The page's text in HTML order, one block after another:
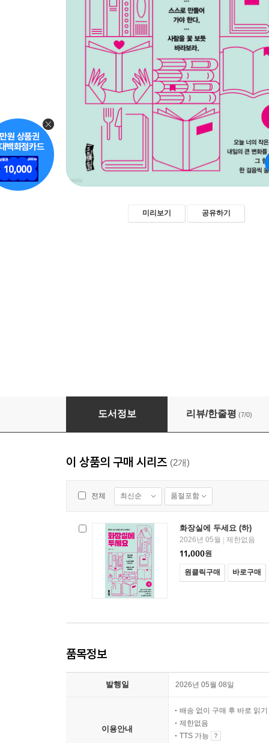
미리보기 공유하기
화장실에 두세요 (하)
도서정보 리뷰/한줄평 (7/0)
이 상품의 구매 시리즈 (2개)
전체 최신순 품절포함
화장실에 두세요 (하)
2026년 05월
제한없음
11,000원
원클릭구매 바로구매
품목정보
발행일 2026년 05월 08일
이용안내
배송 없이 구매 후 바로 읽기
제한없음
TTS 가능